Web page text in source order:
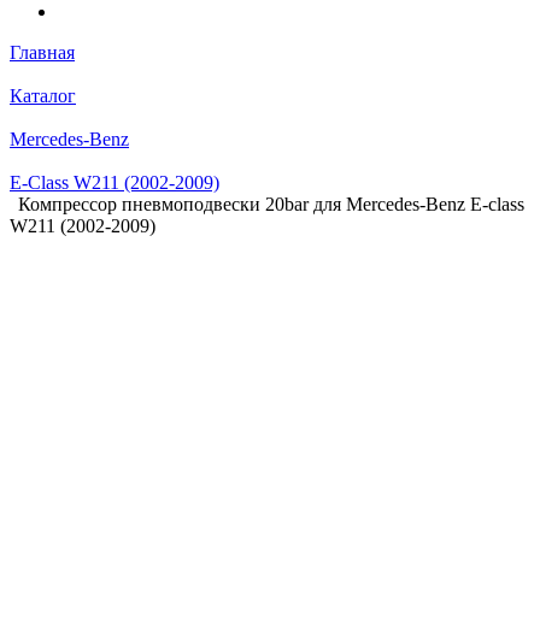
Главная
Каталог
Mercedes-Benz
E-Class W211 (2002-2009)
Компрессор пневмоподвески 20bar для Mercedes-Benz E-class
W211 (2002-2009)